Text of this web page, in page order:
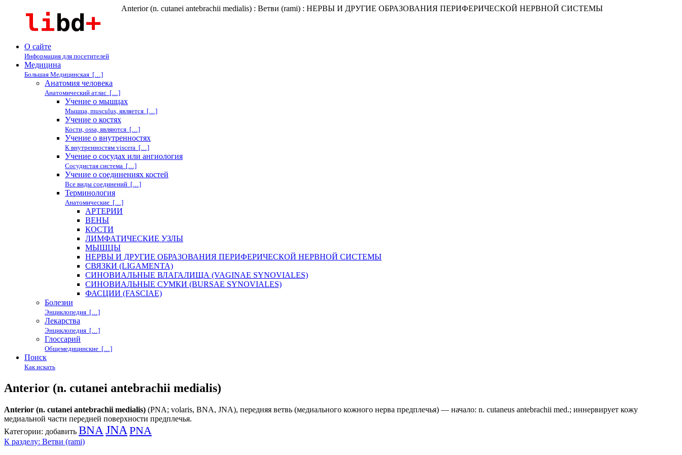
Anterior (n. cutanei antebrachii medialis) : Ветви (rami) : НЕРВЫ И ДРУГИЕ ОБРАЗОВАНИЯ ПЕРИФЕРИЧЕСКОЙ НЕРВНОЙ СИСТЕМЫ
О сайте
Информация для посетителей
Медицина
Большая Медицинская […]
Анатомия человека
Анатомический атлас […]
Учение о мышцах
Мышца, musculus, является […]
Учение о костях
Кости, ossa, являются […]
Учение о внутренностях
К внутренностям viscera […]
Учение о сосудах или ангиология
Сосудистая система […]
Учение о соединениях костей
Все виды соединений […]
Терминология
Анатомические […]
АРТЕРИИ
ВЕНЫ
КОСТИ
ЛИМФАТИЧЕСКИЕ УЗЛЫ
МЫШЦЫ
НЕРВЫ И ДРУГИЕ ОБРАЗОВАНИЯ ПЕРИФЕРИЧЕСКОЙ НЕРВНОЙ СИСТЕМЫ
СВЯЗКИ (LIGAMENTA)
СИНОВИАЛЬНЫЕ ВЛАГАЛИЩА (VAGINAE SYNOVIALES)
СИНОВИАЛЬНЫЕ СУМКИ (BURSAE SYNOVIALES)
ФАСЦИИ (FASCIAE)
Болезни
Энциклопедия […]
Лекарства
Энциклопедия […]
Глоссарий
Общемедицинские […]
Поиск
Как искать
Anterior (n. cutanei antebrachii medialis)
Anterior (n. cutanei antebrachii medialis) (PNA; volaris, BNA, JNA), передняя ветвь (медиального кожного нерва предплечья) — начало: n. cutaneus antebrachii med.; иннервирует кожу
медиальной части передней поверхности предплечья.
Категории: добавить BNA JNA PNA
К разделу: Ветви (rami)